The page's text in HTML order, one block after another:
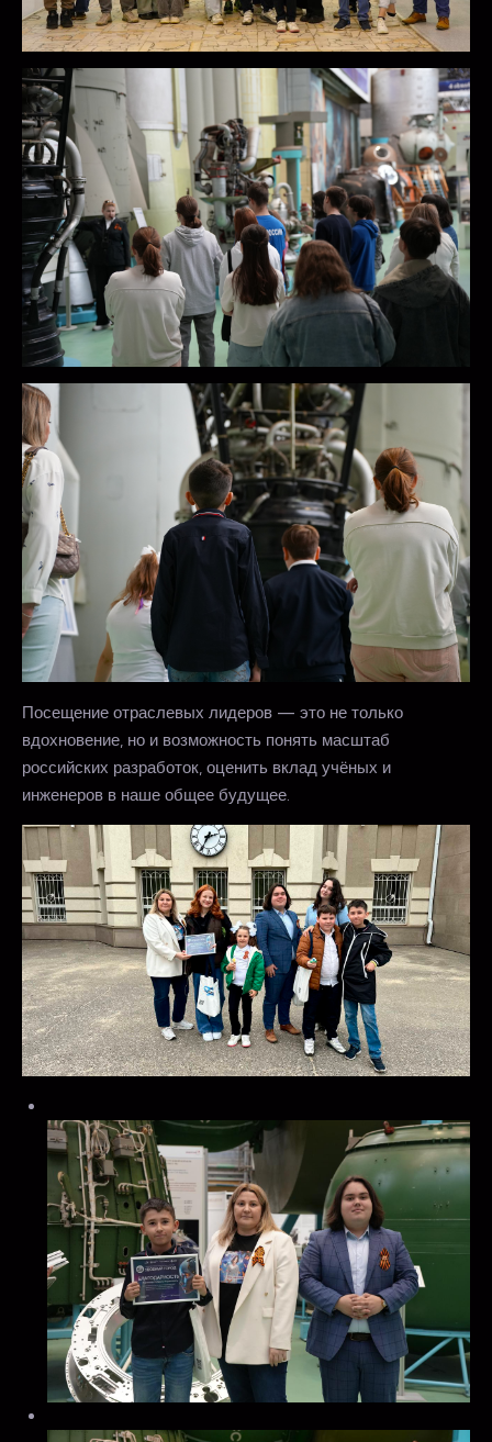
Посещение отраслевых лидеров — это не только
вдохновение, но и возможность понять масштаб
российских разработок, оценить вклад учёных и
инженеров в наше общее будущее.